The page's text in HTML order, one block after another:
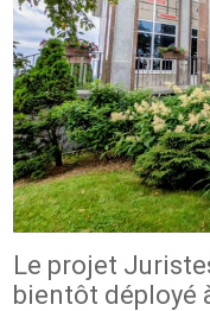
Le projet
bientôt déployé